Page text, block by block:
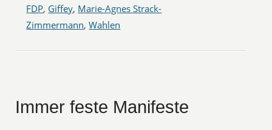
FDP, Giffey, Marie-Agnes Strack-
Zimmermann,Wahlen
Immer feste Manifeste